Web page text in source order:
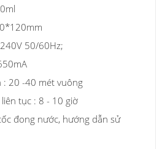
50/60Hz;
: 20 -40 mét vuông
tục : 8 - 10 giờ
đong nước, hướng dẫn sử